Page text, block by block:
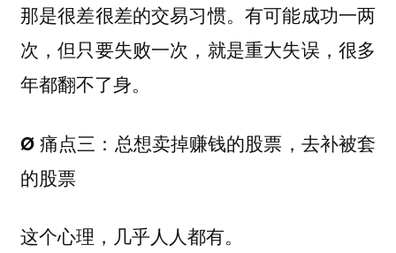
那是很差很差的交易习惯。有可能成功一两
次，但只要失败一次，就是重大失误，很多
年都翻不了身。
Ø 痛点三：总想卖掉赚钱的股票，去补被套
的股票
这个心理，几乎人人都有。